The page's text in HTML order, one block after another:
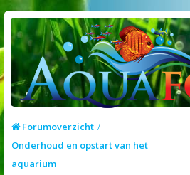
Forumoverzicht
Onderhoud en opstart van het
aquarium